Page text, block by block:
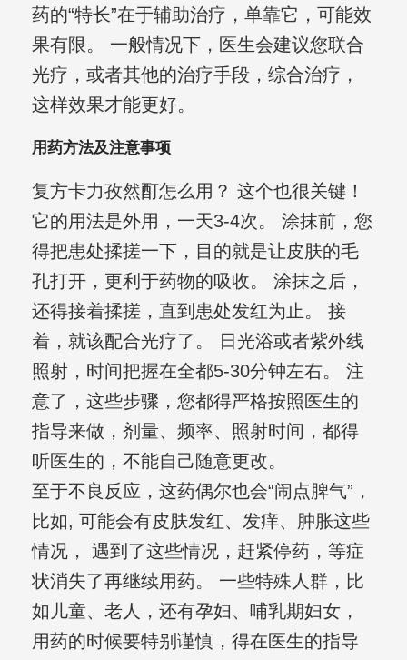
药的“特长”在于辅助治疗，单靠它，可能效
果有限。 一般情况下，医生会建议您联合
光疗，或者其他的治疗手段，综合治疗，
这样效果才能更好。
用药方法及注意事项
复方卡力孜然酊怎么用？ 这个也很关键！
它的用法是外用，一天3-4次。 涂抹前，您
得把患处揉搓一下，目的就是让皮肤的毛
孔打开，更利于药物的吸收。 涂抹之后，
还得接着揉搓，直到患处发红为止。 接
着，就该配合光疗了。 日光浴或者紫外线
照射，时间把握在全都5-30分钟左右。 注
意了，这些步骤，您都得严格按照医生的
指导来做，剂量、频率、照射时间，都得
听医生的，不能自己随意更改。
至于不良反应，这药偶尔也会“闹点脾气”，
比如, 可能会有皮肤发红、发痒、肿胀这些
情况， 遇到了这些情况，赶紧停药，等症
状消失了再继续用药。 一些特殊人群，比
如儿童、老人，还有孕妇、哺乳期妇女，
用药的时候要特别谨慎，得在医生的指导